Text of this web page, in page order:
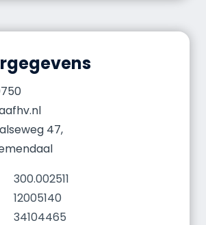
47,
300.002511
12005140
34104465